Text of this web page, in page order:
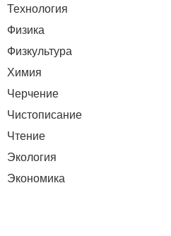
Технология
Физика
Физкультура
Химия
Черчение
Чистописание
Чтение
Экология
Экономика